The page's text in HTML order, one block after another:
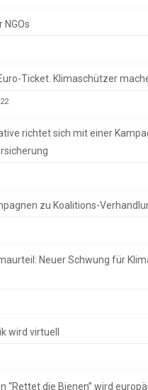
NGOs
Ticket. Klimaschützer
richtet sich mit einer
zu Koalitions-
Neuer Schwung für
wird virtuell
“Rettet die Bienen” wird